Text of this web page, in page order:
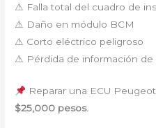
⚠ Falla total del cuadro de
⚠ Daño en módulo BCM
⚠ Corto eléctrico peligroso
⚠ Pérdida de información de
Reparar una ECU
$25,000 pesos.